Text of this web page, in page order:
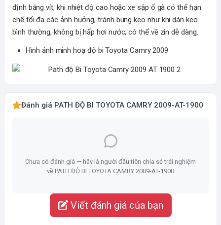
định bằng vít, khi nhiệt độ cao hoặc xe sập ổ gà có thể hạn
chế tối đa các ảnh hưởng, tránh bung keo như khi dán keo
bình thường, không bị hấp hơi nước, có thể về zin dễ dàng.
Hình ảnh minh hoạ độ bi Toyota Camry 2009
Đánh giá PATH ĐỘ BI TOYOTA CAMRY 2009-AT-1900
Chưa có đánh giá — hãy là người đầu tiên chia sẻ trải nghiệm
về PATH ĐỘ BI TOYOTA CAMRY 2009-AT-1900
Viết đánh giá của bạn